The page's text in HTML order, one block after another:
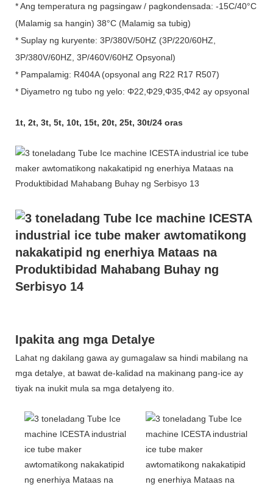
* Ang temperatura ng pagsingaw / pagkondensada: -15C/40°C
(Malamig sa hangin) 38°C (Malamig sa tubig)
* Suplay ng kuryente: 3P/380V/50HZ (3P/220/60HZ,
3P/380V/60HZ, 3P/460V/60HZ Opsyonal)
* Pampalamig: R404A (opsyonal ang R22 R17 R507)
* Diyametro ng tubo ng yelo: Φ22,Φ29,Φ35,Φ42 ay opsyonal
1t, 2t, 3t, 5t, 10t, 15t, 20t, 25t, 30t/24 oras
Ipakita ang mga Detalye
Lahat ng dakilang gawa ay gumagalaw sa hindi mabilang na
mga detalye, at bawat de-kalidad na makinang pang-ice ay
tiyak na inukit mula sa mga detalyeng ito.